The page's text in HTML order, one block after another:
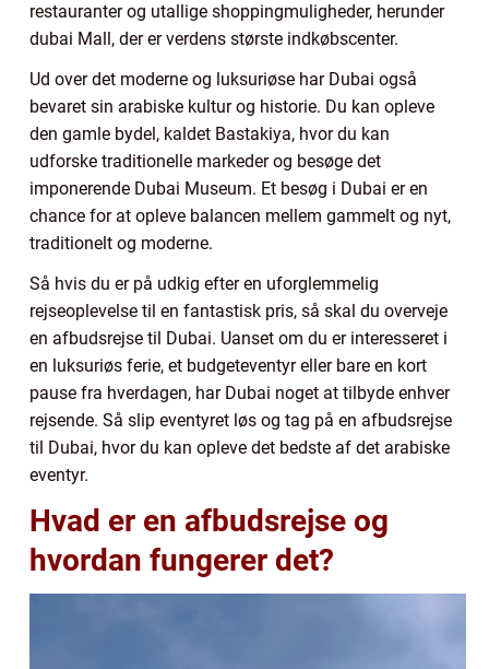
restauranter og utallige shoppingmuligheder, herunder
dubai Mall, der er verdens største indkøbscenter.
Ud over det moderne og luksuriøse har Dubai også
bevaret sin arabiske kultur og historie. Du kan opleve
den gamle bydel, kaldet Bastakiya, hvor du kan
udforske traditionelle markeder og besøge det
imponerende Dubai Museum. Et besøg i Dubai er en
chance for at opleve balancen mellem gammelt og nyt,
traditionelt og moderne.
Så hvis du er på udkig efter en uforglemmelig
rejseoplevelse til en fantastisk pris, så skal du overveje
en afbudsrejse til Dubai. Uanset om du er interesseret i
en luksuriøs ferie, et budgeteventyr eller bare en kort
pause fra hverdagen, har Dubai noget at tilbyde enhver
rejsende. Så slip eventyret løs og tag på en afbudsrejse
til Dubai, hvor du kan opleve det bedste af det arabiske
eventyr.
Hvad er en afbudsrejse og
hvordan fungerer det?